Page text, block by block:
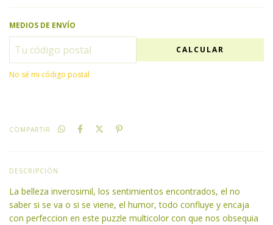
MEDIOS DE ENVÍO
CALCULAR
No sé mi código postal
COMPARTIR
DESCRIPCIÓN
La belleza inverosimil, los sentimientos encontrados, el no
saber si se va o si se viene, el humor, todo confluye y encaja
con perfeccion en este puzzle multicolor con que nos obsequia